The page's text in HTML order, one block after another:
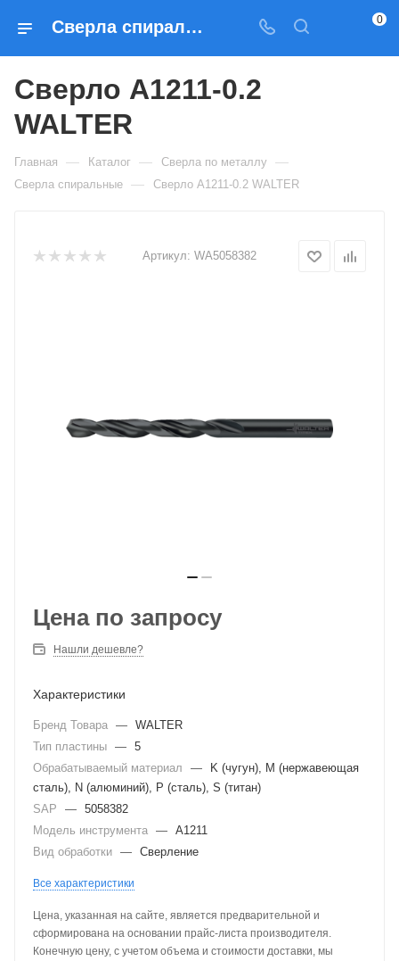
Сверла спиральные Сверло A1211-0.2 WALTER — купить по выгодным ценам в Москве 0
Сверло A1211-0.2
WALTER
Главная — Каталог — Сверла по металлу —
Сверла спиральные — Сверло A1211-0.2 WALTER
Артикул: WA5058382
Цена по запросу
Нашли дешевле?
Характеристики
Бренд Товара — WALTER
Тип пластины — 5
Обрабатываемый материал
—
K (чугун), M (нержавеющая
сталь), N (алюминий), P (сталь), S (титан)
SAP
— 5058382
Модель инструмента — A1211
Вид обработки — Сверление
Все характеристики
Цена, указанная на сайте, является предварительной и
сформирована на основании прайс-листа производителя.
Конечную цену, с учетом объема и стоимости доставки, мы